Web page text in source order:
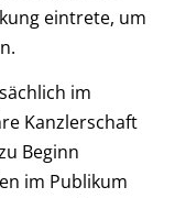
eintrete, um
im
Kanzlerschaft
Beginn
im Publikum